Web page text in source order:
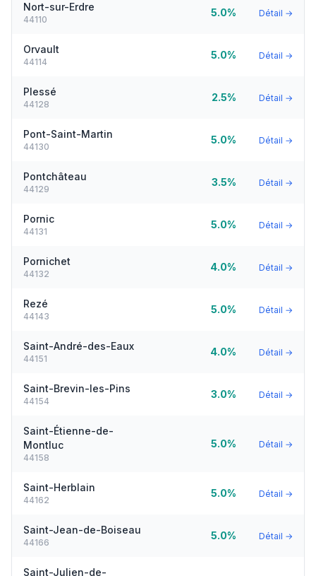
Nort-sur-Erdre
44110
5.0% Détail →
Orvault
44114
5.0% Détail →
Plessé
44128
2.5% Détail →
Pont-Saint-Martin
44130
5.0% Détail →
Pontchâteau
44129
3.5% Détail →
Pornic
44131
5.0% Détail →
Pornichet
44132
4.0% Détail →
Rezé
44143
5.0% Détail →
Saint-André-des-Eaux
44151
4.0% Détail →
Saint-Brevin-les-Pins
44154
3.0% Détail →
Saint-Étienne-de-
Montluc
44158
5.0% Détail →
Saint-Herblain
44162
5.0% Détail →
Saint-Jean-de-Boiseau
44166
5.0% Détail →
Saint-Julien-de-